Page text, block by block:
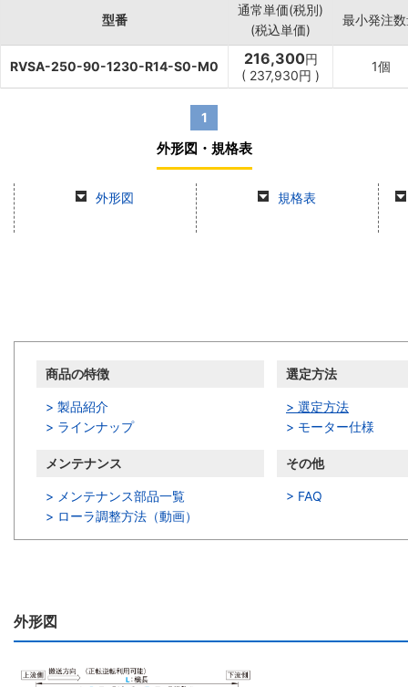
型番
通常単価(税別)
(税込単価)
最小発注
RVSA-250-90-1230-R14-S0-M0 216,300円
( 237,930円 )
1個
1
外形図・規格表
外形図 規格表
商品の特徴
> 製品紹介
> ラインナップ
選定方法
> 選定方法
> モーター仕様
メンテナンス
> メンテナンス部品一覧
> ローラ調整方法（動画）
その他
> FAQ
外形図